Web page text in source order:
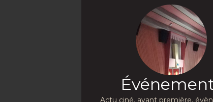
Actu ciné, avant première,